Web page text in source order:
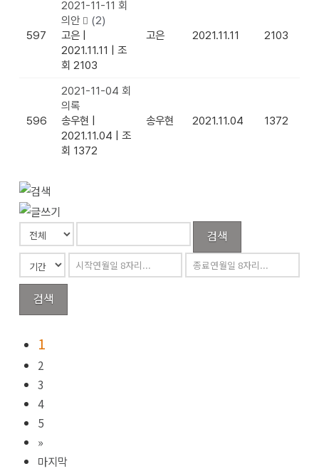
597
2021-11-11 회
의안
(2)
고은
2021.11.11
조
회 2103
고은 2021.11.11 2103
596
2021-11-04 회
의록
송우현
2021.11.04
조
회 1372
송우현 2021.11.04 1372
검색
검색
1
2
3
4
5
»
마지막